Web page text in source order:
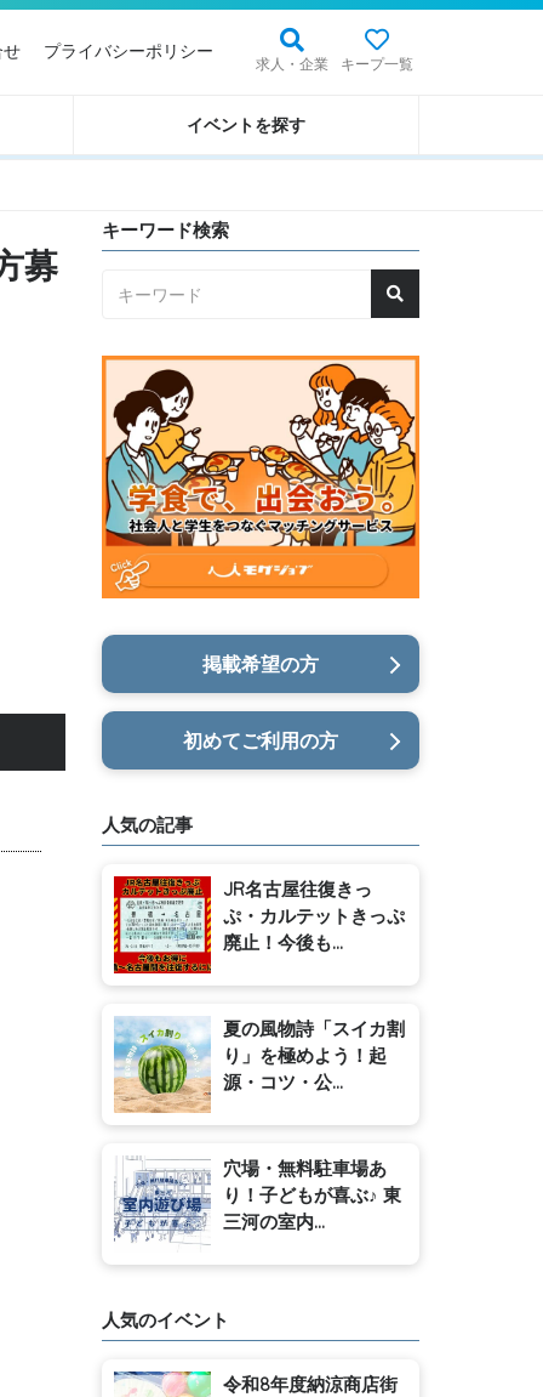
求人・企業 キープ一覧
せ プライバシーポリシー
イベントを探す
募
キーワード検索
掲載希望の方
初めてご利用の方
人気の記事
JR名古屋往復きっ
ぷ・カルテットきっぷ
廃止！今後も...
夏の風物詩「スイカ割
り」を極めよう！起
源・コツ・公...
穴場・無料駐車場あ
り！子どもが喜ぶ♪ 東
三河の室内...
人気のイベント
令和8年度納涼商店街